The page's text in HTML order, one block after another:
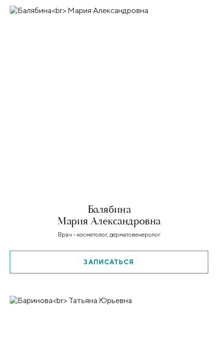
Балябина
Мария Александровна
Врач – косметолог, дерматовенеролог
ЗАПИСАТЬСЯ